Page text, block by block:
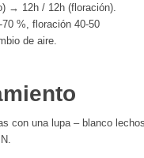
→ 12h / 12h (floración).
%, floración 40-50
de aire.
con una lupa – blanco